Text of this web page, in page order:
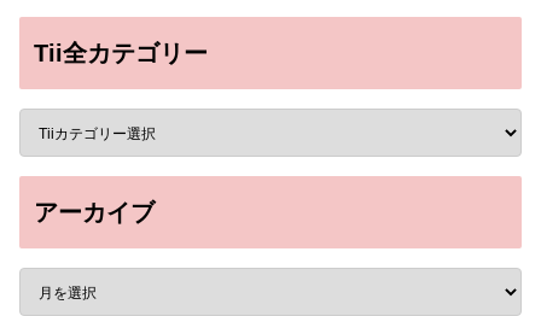
Tii全カテゴリー
アーカイブ